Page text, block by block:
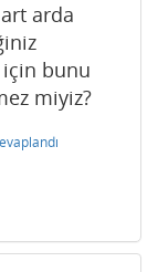
arda
için bunu
miyiz?